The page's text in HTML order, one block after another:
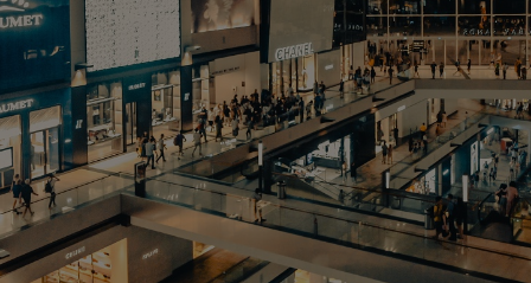
для ТРЦ и магазинов